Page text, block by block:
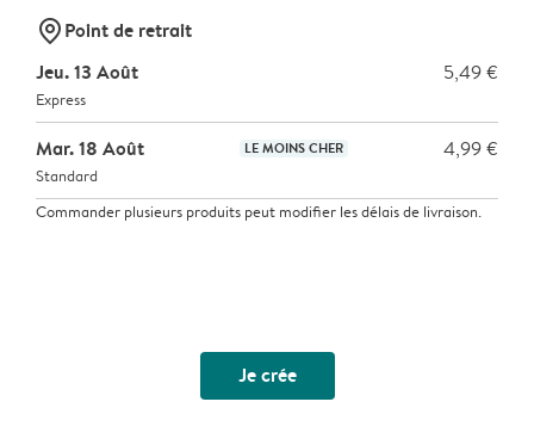
marker-pinPoint de retrait
Jeu. 13 Août
5,49 €
Express
Mar. 18 Août LE MOINS CHER 4,99 €
Standard
Commander plusieurs produits peut modifier les délais de livraison.
Je crée